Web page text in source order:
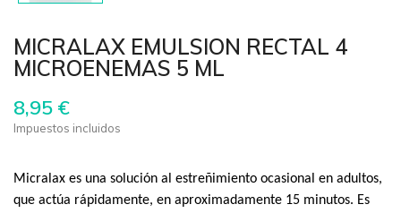
MICRALAX EMULSION RECTAL 4
MICROENEMAS 5 ML
8,95 €
Impuestos incluidos
Micralax es una solución al estreñimiento ocasional en adultos,
que actúa rápidamente, en aproximadamente 15 minutos. Es